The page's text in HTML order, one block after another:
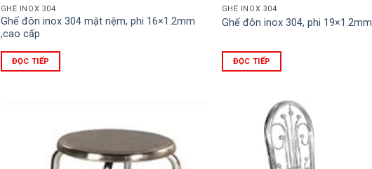
GHẾ INOX 304
Ghế đôn inox 304 mặt nệm, phi 16×1.2mm
,cao cấp
ĐỌC TIẾP
GHẾ INOX 304
Ghế đôn inox 304, phi 19×1.2mm
ĐỌC TIẾP